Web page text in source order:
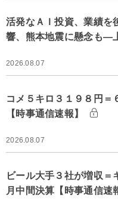
活発なＡＩ投資、業績を
響、熊本地震に懸念も―
2026.08.07
コメ５キロ３１９８円
【時事通信速報】
2026.08.07
ビール大手３社が増収
月中間決算【時事通信速